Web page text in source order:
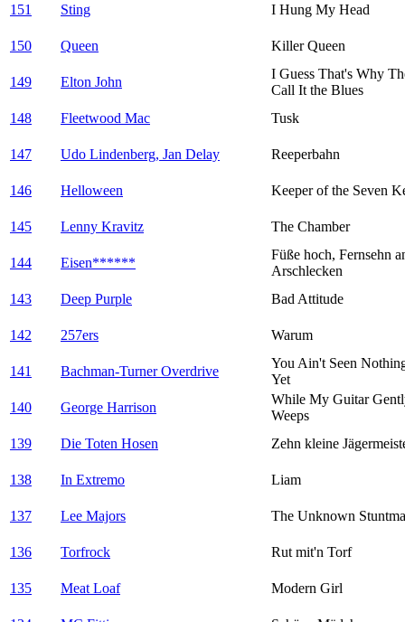
151 Sting I Hung My Head
150 Queen Killer Queen
149 Elton John
I Guess That's Why
Call It the Blues
148
Fleetwood Mac Tusk
147 Udo Lindenberg, Jan Delay Reeperbahn
146 Helloween Keeper of the Seven
145 Lenny Kravitz The Chamber
144 Eisen******
Füße hoch, Fernsehn
Arschlecken
143
Deep Purple Bad Attitude
142 257ers Warum
141 Bachman-Turner Overdrive
You Ain't Seen
Yet
140
George Harrison
While My Guitar
Weeps
139
Die Toten Hosen Zehn kleine
138 In Extremo Liam
137 Lee Majors The Unknown
136 Torfrock Rut mit'n Torf
135 Meat Loaf Modern Girl